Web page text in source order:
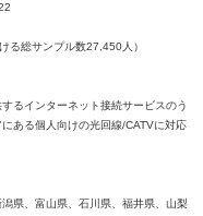
る総サンプル数27,450人）
るインターネット接続サービスのう
ある個人向けの光回線/CATVに対応
県、富山県、石川県、福井県、山梨